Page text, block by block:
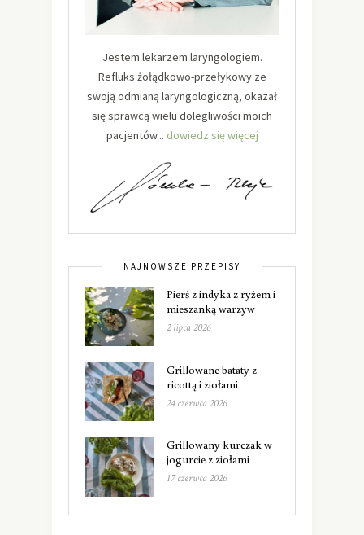
Jestem lekarzem laryngologiem.
Refluks żołądkowo-przełykowy ze
swoją odmianą laryngologiczną, okazał
się sprawcą wielu dolegliwości moich
pacjentów... dowiedz się więcej
NAJNOWSZE PRZEPISY
Pierś z indyka z ryżem i
mieszanką warzyw
2 lipca 2026
Grillowane bataty z
ricottą i ziołami
24 czerwca 2026
Grillowany kurczak w
jogurcie z ziołami
17 czerwca 2026